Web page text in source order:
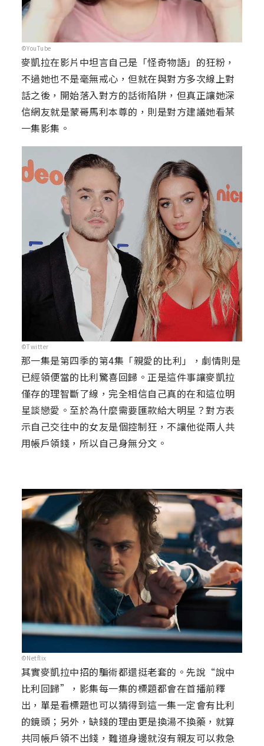
©YouTube
麥凱拉在影片中坦言自己是「怪奇物語」的狂粉，
不過她也不是毫無戒心，但就在與對方多次線上對
話之後，開始落入對方的話術陷阱，但真正讓她深
信網友就是蒙哥馬利本尊的，則是對方建議她看某
一集影集。
©Twitter
那一集是第四季的第4集「親愛的比利」，劇情則是
已經領便當的比利驚喜回歸。正是這件事讓麥凱拉
僅存的理智斷了線，完全相信自己真的在和這位明
星談戀愛。至於為什麼需要匯款給大明星？對方表
示自己交往中的女友是個控制狂，不讓他從兩人共
用帳戶領錢，所以自己身無分文。
©Netflix
其實麥凱拉中招的騙術都還挺老套的。先說“說中
比利回歸”，影集每一集的標題都會在首播前釋
出，單是看標題也可以猜得到這一集一定會有比利
的鏡頭；另外，缺錢的理由更是換湯不換藥，就算
共同帳戶領不出錢，難道身邊就沒有親友可以救急